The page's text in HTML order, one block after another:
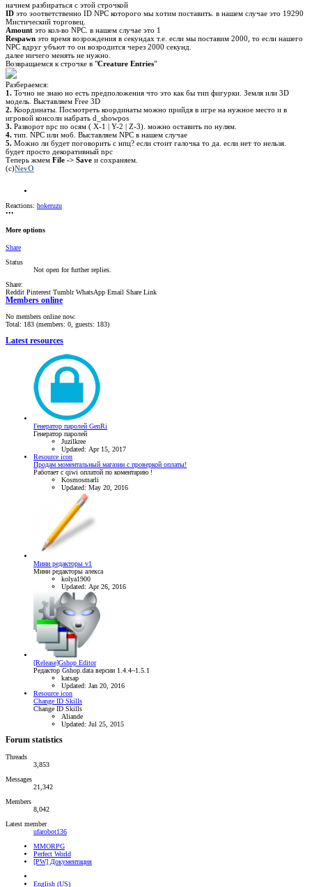
начнем разбираться с этой строчкой
ID это эоответственно ID NPC которого мы хотим поставить. в нашем случае это 19290
Мистический торговец.
Amount это кол-во NPC. в нашем случае это 1
Respawn это время возрождения в секундах т.е. если мы поставим 2000, то если нашего
NPC вдруг убъют то он возродится через 2000 секунд.
далее ничего менять не нужно.
Возвращаемся к строчке в "Creature Entries"
Разбераемся:
1. Точно не знаю но есть предположения что это как бы тип фигурки. Земля или 3D
модель. Выставляем Free 3D
2. Координаты. Посмотреть координаты можно прийдя в игре на нужное место и в
игровой консоли набрать d_showpos
3. Разворот npc по осям ( X-1 | Y-2 | Z-3). можно оставить по нулям.
4. тип. NPC или моб. Выставляем NPC в нашем случае
5. Можно ли будет поговорить с нпц? если стоит галочка то да. если нет то нельзя.
будет просто декоративный npc
Теперь жмем File -> Save и сохраняем.
(с)NevO
Reactions: hokeruzu
•••
More options
Share
Status
Not open for further replies.
Share:
Reddit Pinterest Tumblr WhatsApp Email Share Link
Members online
No members online now.
Total: 183 (members: 0, guests: 183)
Latest resources
Генератор паролей GenRi
Генератор паролей
Juzilkree
Updated: Apr 15, 2017
Resource icon
Продам моментальный магазин с проверкой оплаты!
Работает с qiwi оплатой по коментарию !
Kosmosmarli
Updated: May 20, 2016
Мини редакторы v1
Мини редакторы алекса
kolya1900
Updated: Apr 26, 2016
[Release]Gshop Editor
Редактор Gshop.data версии 1.4.4~1.5.1
katsap
Updated: Jan 20, 2016
Resource icon
Change ID Skills
Change ID Skills
Aliande
Updated: Jul 25, 2015
Forum statistics
Threads
3,853
Messages
21,342
Members
8,042
Latest member
ufarobot136
MMORPG
Perfect World
[PW] Документация
English (US)